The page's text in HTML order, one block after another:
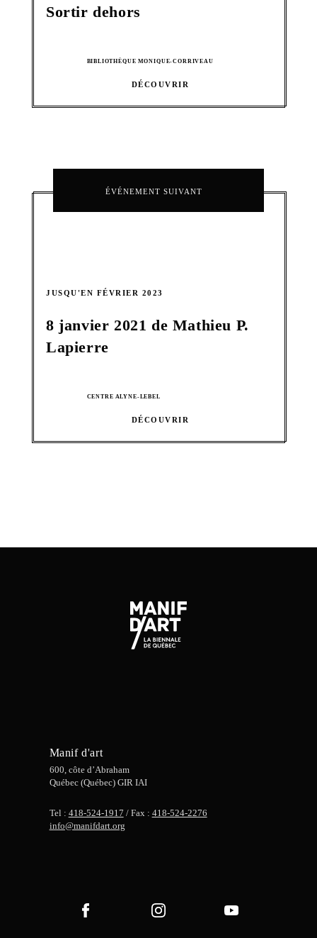
Sortir dehors
BIBLIOTHÈQUE MONIQUE-CORRIVEAU
DÉCOUVRIR
ÉVÉNEMENT SUIVANT
JUSQU'EN FÉVRIER 2023
8 janvier 2021 de Mathieu P.
Lapierre
CENTRE ALYNE-LEBEL
DÉCOUVRIR
Manif d'art
600, côte d’Abraham
Québec (Québec) GIR IAI
Tel : 418-524-1917 / Fax : 418-524-2276
info@manifdart.org